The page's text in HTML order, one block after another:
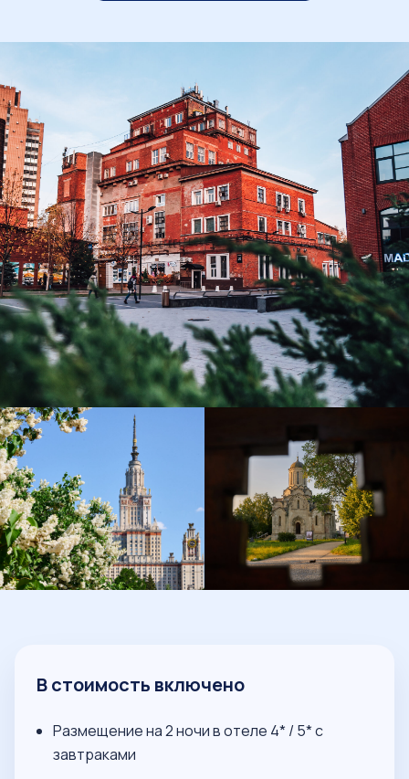
ужином, оплачивается отдельно.
Интерактивный и иммерсивный спектакль
Заблудшие в отеле Националь или
Ленинградская.
Аренду велосипедов или
электросамокатов. Гид подскажет и
направит, даст идеи для вечера.
В стоимость включено
Размещение на 2 ночи в отеле 4* / 5* с
завтраками